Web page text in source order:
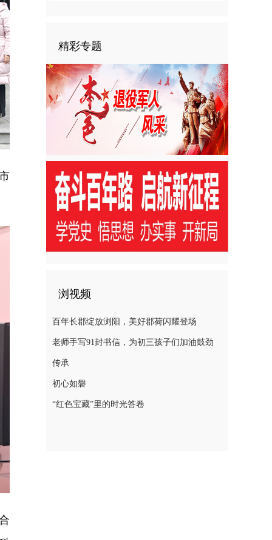
精彩专题
浏视频
百年长郡绽放浏阳，美好郡荷闪耀登场
老师手写91封书信，为初三孩子们加油鼓劲
传承
初心如磐
“红色宝藏”里的时光答卷